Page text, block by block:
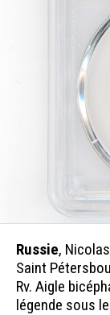
Russie,
Saint
Rv. Aigle
légende sous